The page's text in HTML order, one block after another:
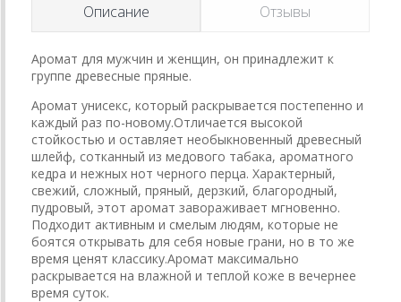
Описание Отзывы
Аромат для мужчин и женщин, он принадлежит к
группе древесные пряные.
Аромат унисекс, который раскрывается постепенно и
каждый раз по-новому.Отличается высокой
стойкостью и оставляет необыкновенный древесный
шлейф, сотканный из медового табака, ароматного
кедра и нежных нот черного перца. Характерный,
свежий, сложный, пряный, дерзкий, благородный,
пудровый, этот аромат завораживает мгновенно.
Подходит активным и смелым людям, которые не
боятся открывать для себя новые грани, но в то же
время ценят классику.Аромат максимально
раскрывается на влажной и теплой коже в вечернее
время суток.